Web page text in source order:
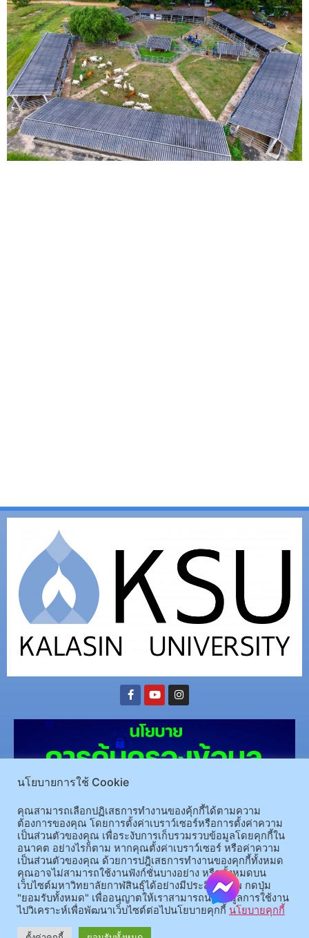
(อ.นามน)13 หมู่ 14 ต.สงเปลือย อ.นามน จ.กาฬสินธุ์ 46230โทรศัพท์ : 043-602-055 โทรสาร :
043-602-044
(อ.เมือง)62/1 ถ.เกษตรสมบูรณ์ ต.กาฬสินธุ์ อ.เมือง จ.กาฬสินธุ์ 46000โทรศัพท์ 043-811128 08-
64584360 โทรสาร 043-813070
© 2025 All rights Reserved.
นโยบายการใช้ Cookie
คุณสามารถเลือกปฏิเสธการทำงานของคุ้กกี้ได้ตามความ
ต้องการของคุณ โดยการตั้งค่าเบราว์เซอร์หรือการตั้งค่าความ
เป็นส่วนตัวของคุณ เพื่อระงับการเก็บรวมรวบข้อมูลโดยคุกกี้ใน
อนาคต อย่างไรก็ตาม หากคุณตั้งค่าเบราว์เซอร์ หรือค่าความ
เป็นส่วนตัวของคุณ ด้วยการปฎิเสธการทำงานของคุกกี้ทั้งหมด
คุณอาจไม่สามารถใช้งานฟังก์ชั่นบางอย่าง หรือทั้งหมดบน
เว็บไซต์มหาวิทยาลัยกาฬสินธุ์ได้อย่างมีประสิทธิภาพ กดปุ่ม
"ยอมรับทั้งหมด" เพื่ออนุญาตให้เราสามารถนำข้อมูลการใช้งาน
ไปวิเคราะห์เพื่อพัฒนาเว็บไซต์ต่อไปนโยบายคุกกี้ นโยบายคุกกี้